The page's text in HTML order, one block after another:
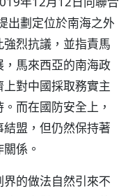
出劃定位於南海之外
烈抗議，並指責馬
馬來西亞的南海政
對中國採取務實主
而在國防安全上，
盟，但仍然保持著
係。
的做法自然引來不